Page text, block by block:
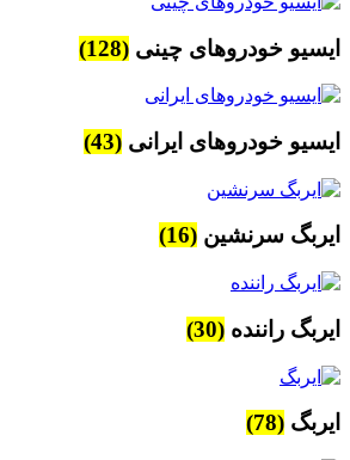
ایسیو خودروهای چینی (128)
ایسیو خودروهای ایرانی (43)
ایربگ سرنشین (16)
ایربگ راننده (30)
ایربگ (78)